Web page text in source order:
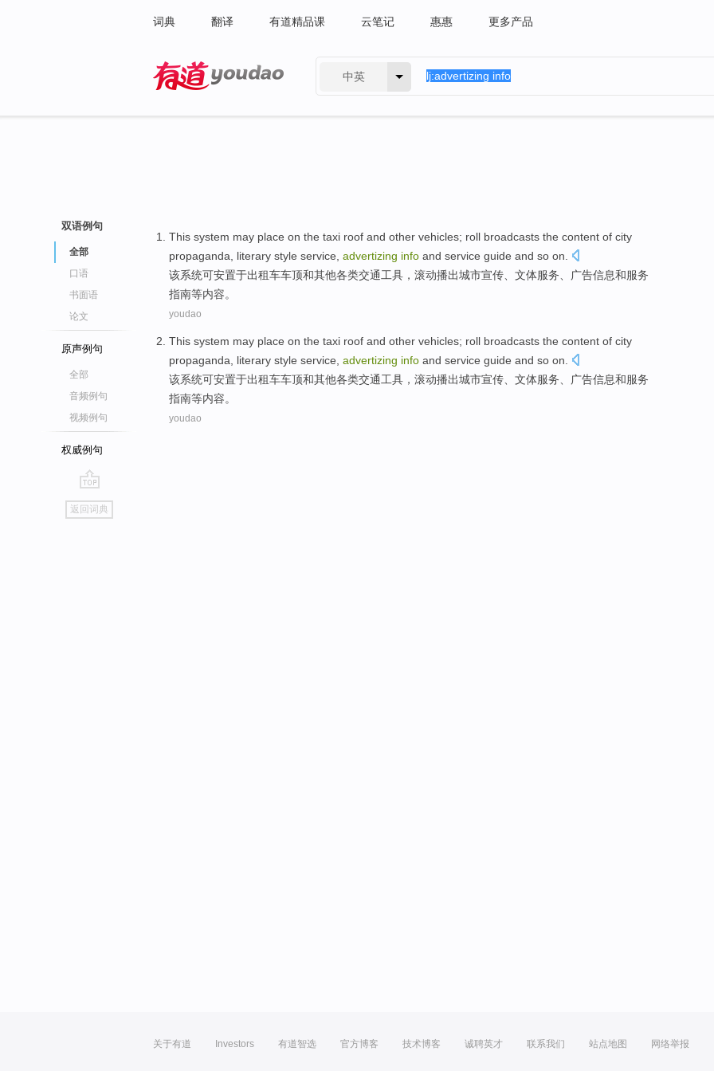
词典 翻译 有道精品课 云笔记 惠惠 更多产品
中英
双语例句
全部
口语
书面语
论文
原声例句
全部
音频例句
视频例句
权威例句
go
top
返回词典
This system may place on the taxi roof and other vehicles; roll broadcasts the content of city
propaganda
literary style service advertizing info and service guide and so on
该系统可安置于出租车车顶和其他各类交通工具 ， 滚动播出城市宣传 文体服务 广告信息和服务
指南等内容。
youdao
This system may place on the taxi roof and other vehicles; roll broadcasts the content of city
propaganda
literary style service advertizing info and service guide and so on
该系统可安置于出租车车顶和其他各类交通工具 ， 滚动播出城市宣传 文体服务 广告信息和服务
指南等内容。
youdao
关于有道 Investors 有道智选 官方博客 技术博客 诚聘英才 联系我们 站点地图 网络举报